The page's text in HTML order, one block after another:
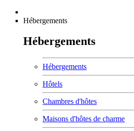
Hébergements
Hébergements
Hébergements
Hôtels
Chambres d'hôtes
Maisons d'hôtes de charme